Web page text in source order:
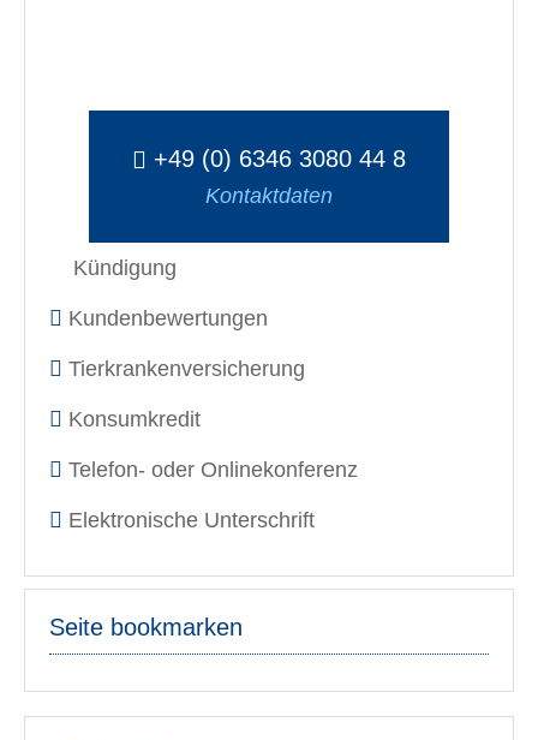
+49 (0) 6346 3080 44 8
Kontaktdaten
Kündigung
Kundenbewertungen
Tierkrankenversicherung
Konsumkredit
Telefon- oder Onlinekonferenz
Elektronische Unterschrift
Seite bookmarken